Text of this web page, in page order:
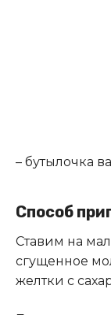
– бутылочка
Способ
Ставим на
сгущенное
желтки с